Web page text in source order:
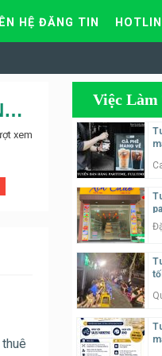
HỆ ĐĂNG TIN
Tuyển nhân viên bán hàng cho chi nhánh Viettel Hà Nội tại Nguyễn Trãi
xem
Việc Làm